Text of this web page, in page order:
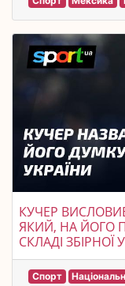
КУЧЕР
ЯКИЙ, НА ЙОГО
СКЛАДІ ЗБІРНОЇ
Спорт